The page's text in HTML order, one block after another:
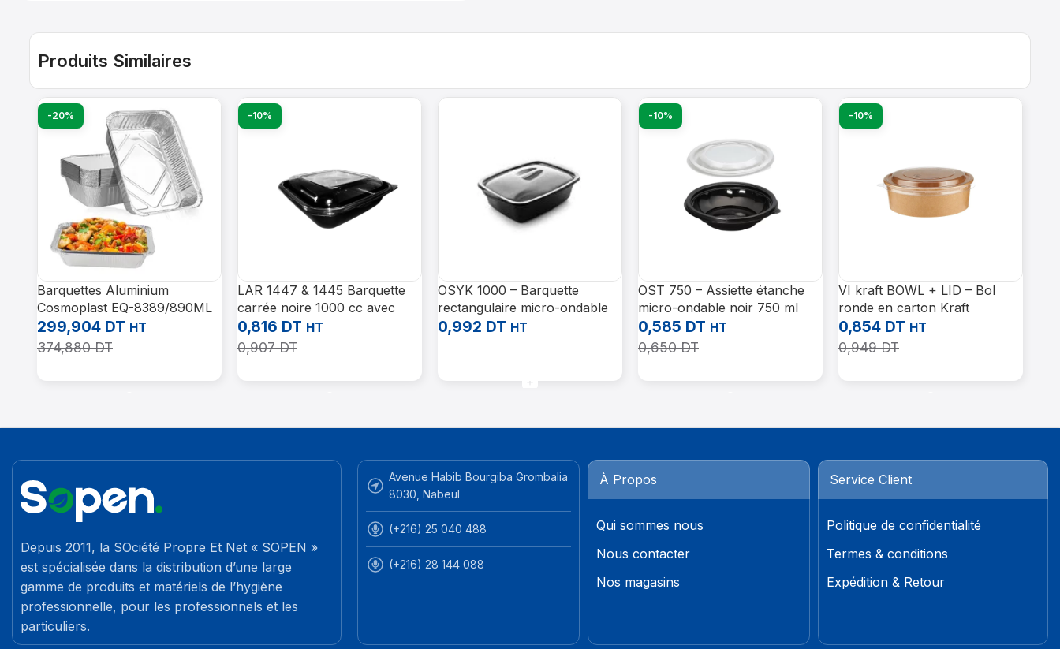
Produits Similaires
-20%
Barquettes Aluminium
Cosmoplast EQ-8389/890ML
avec couvercle en carton
métallisé carton : 1000 unités
299,904 DT HT
374,880DT
-10%
LAR 1447 & 1445 Barquette
carrée noire 1000 cc avec
couvercle (300 unités/carton)
0,816 DT HT
0,907DT
OSYK 1000 – Barquette
rectangulaire micro-ondable
noir 1000 ml avec couvercle
0,992 DT HT
-10%
OST 750 – Assiette étanche
micro-ondable noir 750 ml
avec couvercle transparent
(300 pièces/carton)
0,585 DT HT
0,650DT
-10%
VI kraft BOWL + LID – Bol
ronde en carton Kraft
alimentaire ingraissable avec
couvercle 1200 CC –
ATTESTATION SANITAIRE
0,854 DT HT
0,949DT
Depuis 2011, la SOciété Propre Et Net « SOPEN »
est spécialisée dans la distribution d’une large
gamme de produits et matériels de l’hygiène
professionnelle, pour les professionnels et les
particuliers.
Avenue Habib Bourgiba Grombalia
8030, Nabeul
(+216) 25 040 488
(+216) 28 144 088
À Propos
Qui sommes nous
Nous contacter
Nos magasins
Service Client
Politique de confidentialité
Termes & conditions
Expédition & Retour